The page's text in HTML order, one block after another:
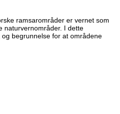
ramsarområder er vernet som
naturvernområder. I dette
begrunnelse for at områdene